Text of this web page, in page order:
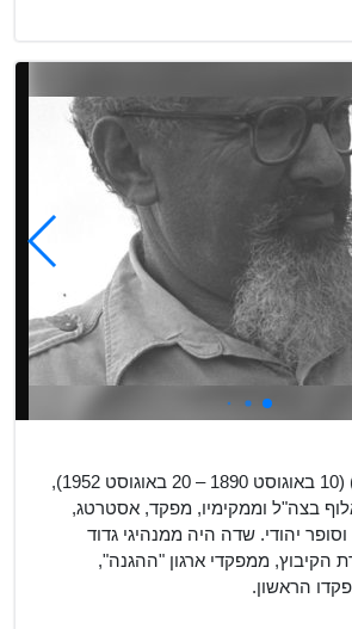
יצחק שדה (לנדוברג) (10 באוגוסט 1890 – 20 באוגוסט 1952),
בצה"ל וממקימיו, מפקד, אסטרטג,
יהודי. שדה היה ממנהיגי גדוד
הקיבוץ, ממפקדי ארגון "ההגנה",
הראשון.